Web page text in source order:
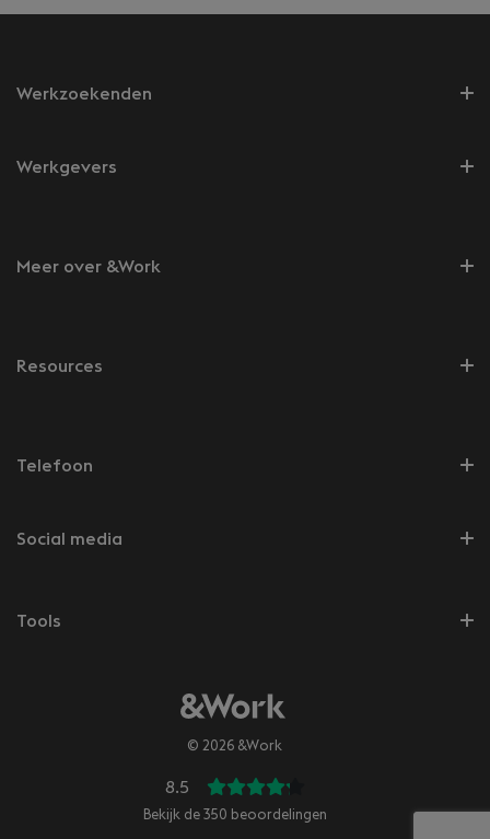
Werkzoekenden
Werkgevers
Meer over &Work
Resources
Telefoon
Social media
Tools
© 2026 &Work
8.5
Bekijk de 350 beoordelingen